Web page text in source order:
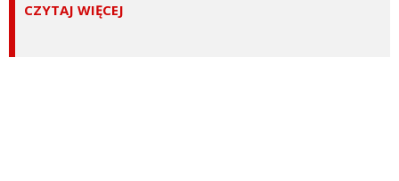
CZYTAJ WIĘCEJ